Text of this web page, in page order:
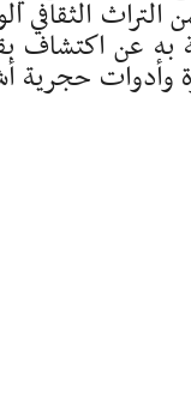
الثقافي
عن اكتشاف